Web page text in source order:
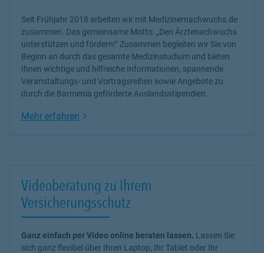
Seit Frühjahr 2018 arbeiten wir mit Medizinernachwuchs.de
zusammen. Das gemeinsame Motto: „Den Ärztenachwuchs
unterstützen und fördern!" Zusammen begleiten wir Sie von
Beginn an durch das gesamte Medizinstudium und bieten
Ihnen wichtige und hilfreiche Informationen, spannende
Veranstaltungs- und Vortragsreihen sowie Angebote zu
durch die Barmenia geförderte Auslandsstipendien.
Mehr erfahren Link Opens in New Tab
Videoberatung zu Ihrem
Versicherungsschutz
Ganz einfach per Video online beraten lassen. Lassen Sie
sich ganz flexibel über Ihren Laptop, Ihr Tablet oder Ihr